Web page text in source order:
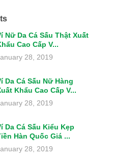
Nữ Da Cá Sấu Thật Xuất
Cao Cấp V...
28, 2019
Da Cá Sấu Nữ Hàng
Khẩu Cao Cấp V...
28, 2019
Da Cá Sấu Kiểu Kẹp
Hàn Quốc Giá ...
28, 2019